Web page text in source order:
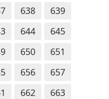
638
639
644
645
650
651
656
657
662
663